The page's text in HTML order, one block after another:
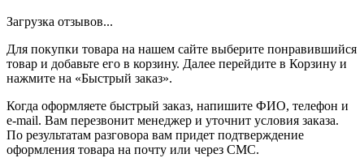
Загрузка отзывов...
Для покупки товара на нашем сайте выберите понравившийся
товар и добавьте его в корзину. Далее перейдите в Корзину и
нажмите на «Быстрый заказ».
Когда оформляете быстрый заказ, напишите ФИО, телефон и
e-mail. Вам перезвонит менеджер и уточнит условия заказа.
По результатам разговора вам придет подтверждение
оформления товара на почту или через СМС.